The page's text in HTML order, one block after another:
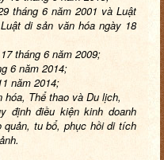
tháng 6 năm 2001 và Luật
di sản văn hóa ngày 18
tháng 6 năm 2009;
6 năm 2014;
năm 2014;
Thể thao và Du lịch,
định điều kiện kinh doanh
quản, tu bổ, phục hồi di tích